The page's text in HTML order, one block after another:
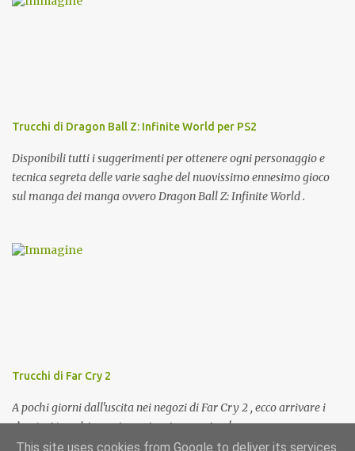
Trucchi di Dragon Ball Z: Infinite World per PS2
Disponibili tutti i suggerimenti per ottenere ogni personaggio e
tecnica segreta delle varie saghe del nuovissimo ennesimo gioco
sul manga dei manga ovvero Dragon Ball Z: Infinite World .
Trucchi di Far Cry 2
A pochi giorni dall'uscita nei negozi di Far Cry 2 , ecco arrivare i
cheat e i trucchi per giocarci a pieno regime!
This site uses cookies from Google to deliver its services